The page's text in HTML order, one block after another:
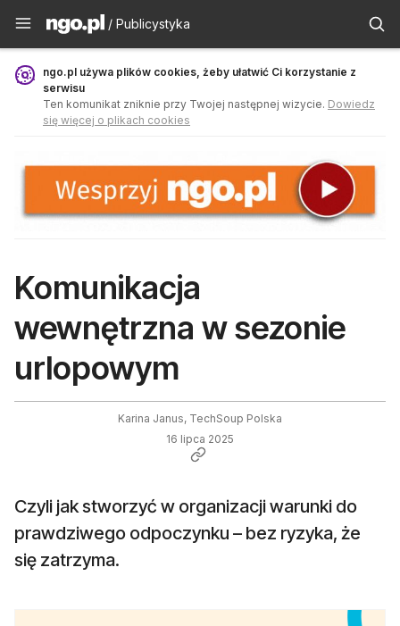
Publicystyka - ngo.pl
/ Publicystyka
ngo.pl używa plików cookies, żeby ułatwić Ci korzystanie z
serwisu
Ten komunikat zniknie przy Twojej następnej wizycie. Dowiedz
się więcej o plikach cookies
Komunikacja
wewnętrzna w sezonie
urlopowym
Karina Janus, TechSoup Polska
16 lipca 2025
Czyli jak stworzyć w organizacji warunki do
prawdziwego odpoczynku – bez ryzyka, że
się zatrzyma.